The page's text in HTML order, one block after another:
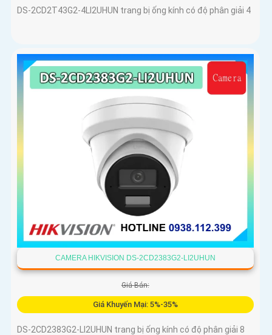
DS-2CD2T43G2-4LI2UHUN trang bị ống kính có độ phân giải 4
CAMERA HIKVISION DS-2CD2383G2-LI2UHUN
Giá Bán:
Giá Khuyến Mại: 5%-35%
DS-2CD2383G2-LI2UHUN trang bị ống kính có độ phân giải 8